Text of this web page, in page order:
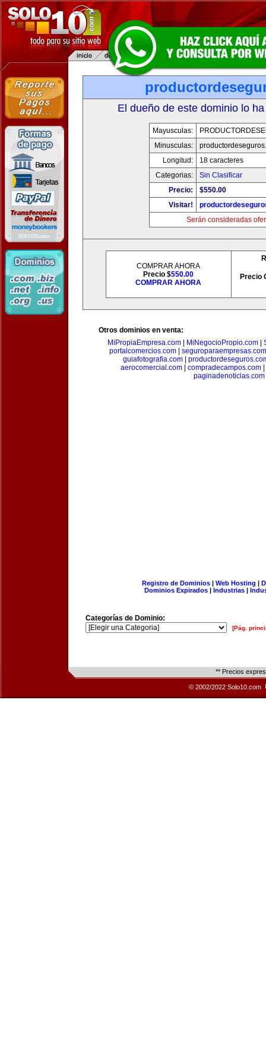
El dueño de este dominio lo
Mayusculas:
Minusculas:
Longitud:
18 caracteres
Categorias:
Sin Clasificar
Precio:
$550.00
Visitar!
Serán consideradas
COMPRAR AHORA
Precio $550.00
COMPRAR AHORA
Precio
Otros dominios en venta:
MiPropiaEmpresa.com
MiNegocioPropio.com
portalcomercios.com| seguroparaempresas.com
guiafotografia.com
aerocomercial.com| compradecampos.com|
paginadenoticias.com
Registro de Dominios| Web Hosting |
Dominios Expirados | Industrias |
Categorías de Dominio:
[Pág.
** Precios
© 2002/2022 Solo10.com